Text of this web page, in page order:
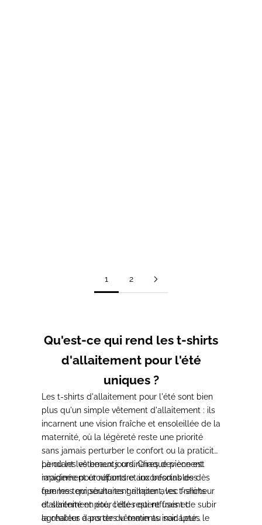
1 2
Qu'est-ce qui rend les t-shirts
d'allaitement pour l'été
uniques ?
Les t-shirts d'allaitement pour l'été sont bien
plus qu'un simple vêtement d'allaitement : ils
incarnent une vision fraîche et ensoleillée de la
maternité, où la légèreté reste une priorité
sans jamais perturber le confort ou la praticité
pendant les beaux jours. Chaque pièce est
imaginée pour répondre aux besoins des
femmes qui souhaitent allaiter avec fraîcheur
et sérénité en été, celles qui refusent de subir
la chaleur dans des vêtements inadaptés le
Là où les vêtements ordinaires deviennent
rapidement étouffants et inconfortables dès
que les températures grimpent, les t-shirts
d'allaitement pour l'été restent frais et
agréables à porter du matin au soir. Leur